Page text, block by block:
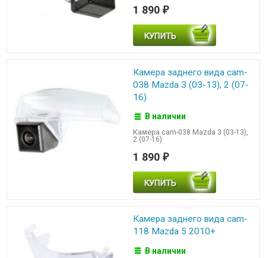
1 890 ₽
Камера заднего вида cam-
038 Mazda 3 (03-13), 2 (07-
16)
В наличии
Камера cam-038 Mazda 3 (03-13),
2 (07-16)
1 890 ₽
Камера заднего вида cam-
118 Mazda 5 2010+
В наличии